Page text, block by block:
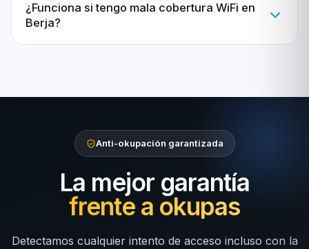
¿Funciona si tengo mala cobertura WiFi en
Berja?
Anti-okupación garantizada
La mejor garantía
frente a okupas
Detectamos cualquier intento de acceso incluso con la